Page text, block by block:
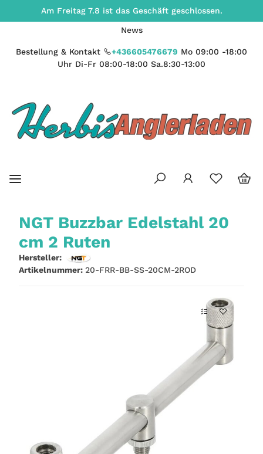
Am Freitag 7.8 ist das Geschäft geschlossen.
News
Bestellung & Kontakt +436605476679 Mo 09:00 -18:00
Uhr Di-Fr 08:00-18:00 Sa.8:30-13:00
NGT Buzzbar Edelstahl 20
cm 2 Ruten
Hersteller:
Artikelnummer: 20-FRR-BB-SS-20CM-2ROD